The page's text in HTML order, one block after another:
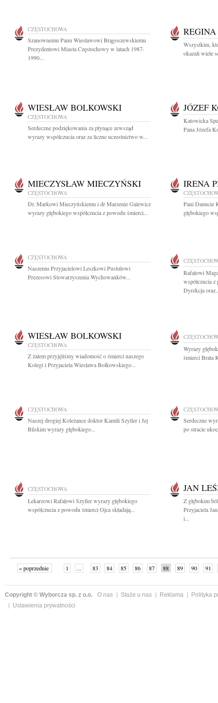
CZĘSTOCHOWA
Szanownemu Panu Wiesławowi Brągoszewskiemu
Prezydentowi Miasta Częstochowy w latach 1987-
1990...
Wszystkim,
okazali wiele
WIESŁAW BOLKOWSKI
CZĘSTOCHOWA
Serdeczne podziękowania za płynące zewsząd
wyrazy współczucia oraz za liczne uczestnictwo w...
JÓZEF
Katowicka
Pana Józefa
MIECZYSŁAW MIECZYŃSKI
CZĘSTOCHOWA
Dr. Markowi Mieczyńskiemu i dr Marzenie Galewicz
wyrazy głębokiego współczucia z powodu śmierci...
IRENA
Pani Danucie
głębokiego
CZĘSTOCHOWA
Naszemu Przyjacielowi Leszkowi Pustułowi
Prezesowi Stowarzyszenia Wychowanków...
Rafałowi
współczucia
Dyrekcja
WIESŁAW BOLKOWSKI
CZĘSTOCHOWA
Z żalem przyjęliśmy wiadomość o śmierci naszego
Kolegi i Przyjaciela Wiesława Bolkowskiego...
Wyrazy
śmierci Brata
CZĘSTOCHOWA
Naszej drogiej Koleżance doktor Kamili Szyller i Jej
Bliskim wyrazy głębokiego...
Serdeczne
po stracie
CZĘSTOCHOWA
Lekarzowi Rafałowi Szyller wyrazy głębokiego
współczucia z powodu śmierci Ojca składają...
JAN
Z głębokim
Przyjaciela
i...
« poprzednie 1 ... 83 84 85 86 87 88 89 90
91
Copyright © Wyborcza sp. z o.o. O nas Staże u nas Reklama
Polityka
Ustawienia prywatności